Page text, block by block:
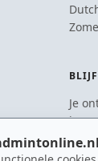
Je
jaar